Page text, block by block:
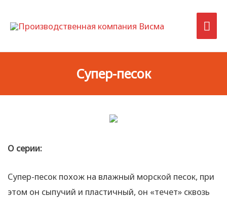
Супер-песок
О серии:
Супер-песок похож на влажный морской песок, при
этом он сыпучий и пластичный, он «течет» сквозь